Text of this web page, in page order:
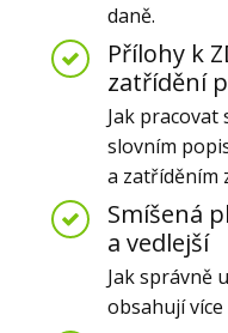
daně.
Přílohy k
zatřídění
Jak
slovním
a zatříděním
Smíšená
a vedlejší
Jak správně
obsahují